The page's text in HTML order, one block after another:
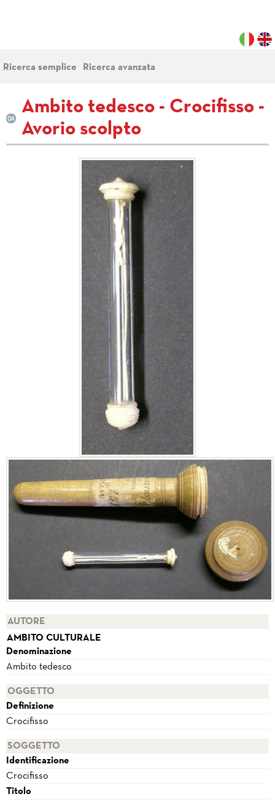
Ricerca semplice Ricerca avanzata
Ambito tedesco - Crocifisso -
Avorio scolpto
AUTORE
AMBITO CULTURALE
Denominazione
Ambito tedesco
OGGETTO
Definizione
Crocifisso
SOGGETTO
Identificazione
Crocifisso
Titolo